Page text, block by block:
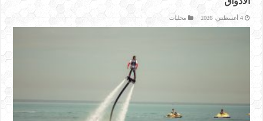
4 أغسطس، 2026 محليات